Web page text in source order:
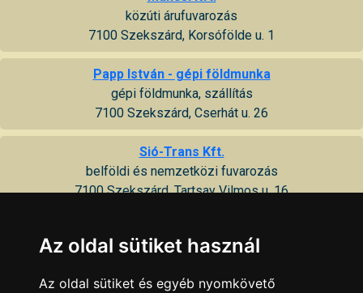
közúti árufuvarozás
7100 Szekszárd, Korsófölde u. 1
Papp István - gépi földmunka
gépi földmunka, szállítás
7100 Szekszárd, Cserhát u. 26
Sió-Trans Kft.
belföldi és nemzetközi fuvarozás
7100 Szekszárd, Tartsay Vilmos u. 16
fuvarozás
Az oldal sütiket használ
Az oldal sütiket és egyéb nyomkövető